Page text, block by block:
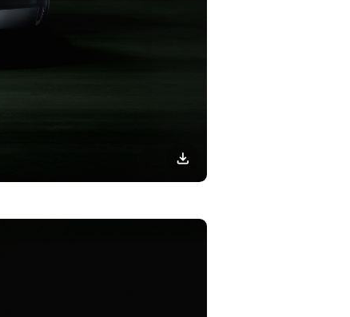
이미지
다운로드